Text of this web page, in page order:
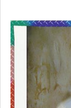
Vous êtes ici :
Galeries photos